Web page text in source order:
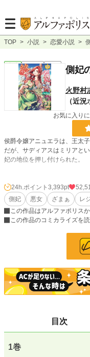
TOP > 小説 > 恋愛小説 >
連載中 長編 側妃
火野村
（近況
お気に入り
侯爵令嬢アニュエラは、王太
だが、サディアスはミリアと
妃の地位を押し付けられた。
それでも構わないと思ってい
い出すまでは。
小説 388 位
8,274
文字数(レンタル含む) 129,703
月間ポイント
24h.ポイント 3,393pt
側妃
悪女 ざまぁ
レ
この作品はアルファポリス
この作品のコミカライズを
目次
1巻